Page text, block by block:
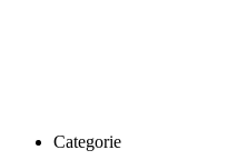
Categorie